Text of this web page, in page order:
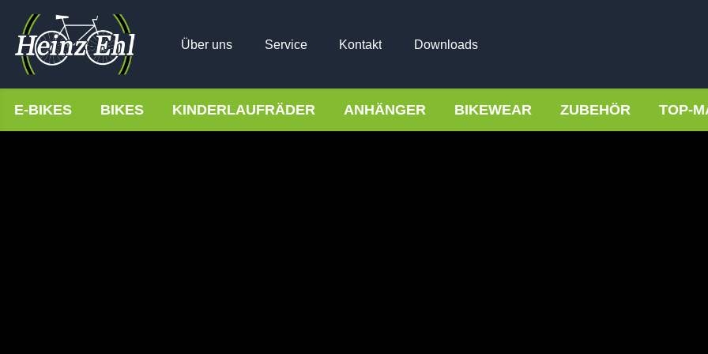
Über uns Service Kontakt Downloads
E-BIKES BIKES KINDERLAUFRÄDER ANHÄNGER BIKEWEAR ZUBEHÖR TOP-